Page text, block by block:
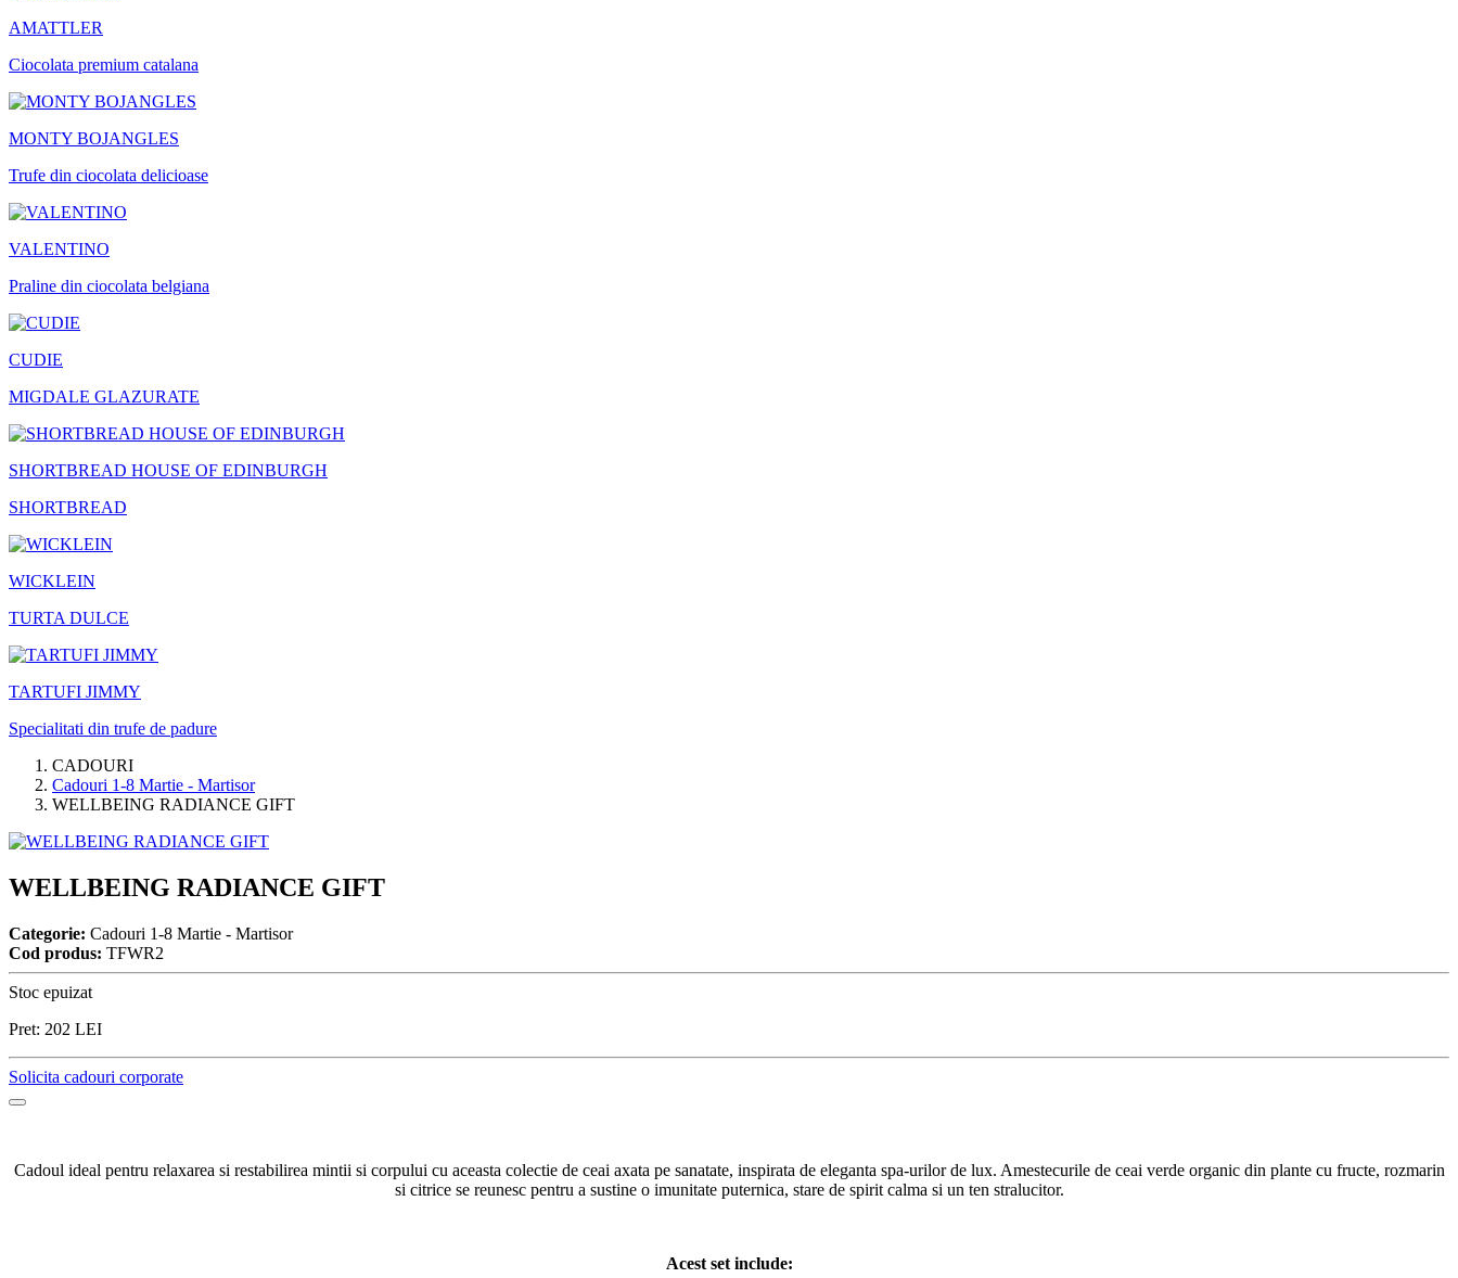
AMATTLER
Ciocolata premium catalana
MONTY BOJANGLES
Trufe din ciocolata delicioase
VALENTINO
Praline din ciocolata belgiana
CUDIE
MIGDALE GLAZURATE
SHORTBREAD HOUSE OF EDINBURGH
SHORTBREAD
WICKLEIN
TURTA DULCE
TARTUFI JIMMY
Specialitati din trufe de padure
CADOURI
Cadouri 1-8 Martie - Martisor
WELLBEING RADIANCE GIFT
WELLBEING RADIANCE GIFT
Categorie: Cadouri 1-8 Martie - Martisor
Cod produs: TFWR2
Stoc epuizat
Pret: 202 LEI
Solicita cadouri corporate
Cadoul ideal pentru relaxarea si restabilirea mintii si corpului cu aceasta colectie de ceai axata pe sanatate, inspirata de eleganta spa-urilor de lux. Amestecurile de ceai verde organic din plante cu fructe, rozmarin
si citrice se reunesc pentru a sustine o imunitate puternica, stare de spirit calma si un ten stralucitor.
Acest set include: